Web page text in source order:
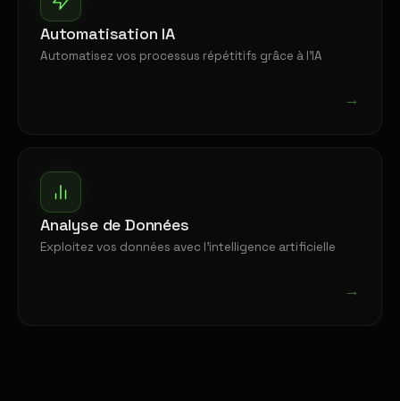
Automatisation IA
Automatisez vos processus répétitifs grâce à l'IA
→
Analyse de Données
Exploitez vos données avec l'intelligence artificielle
→